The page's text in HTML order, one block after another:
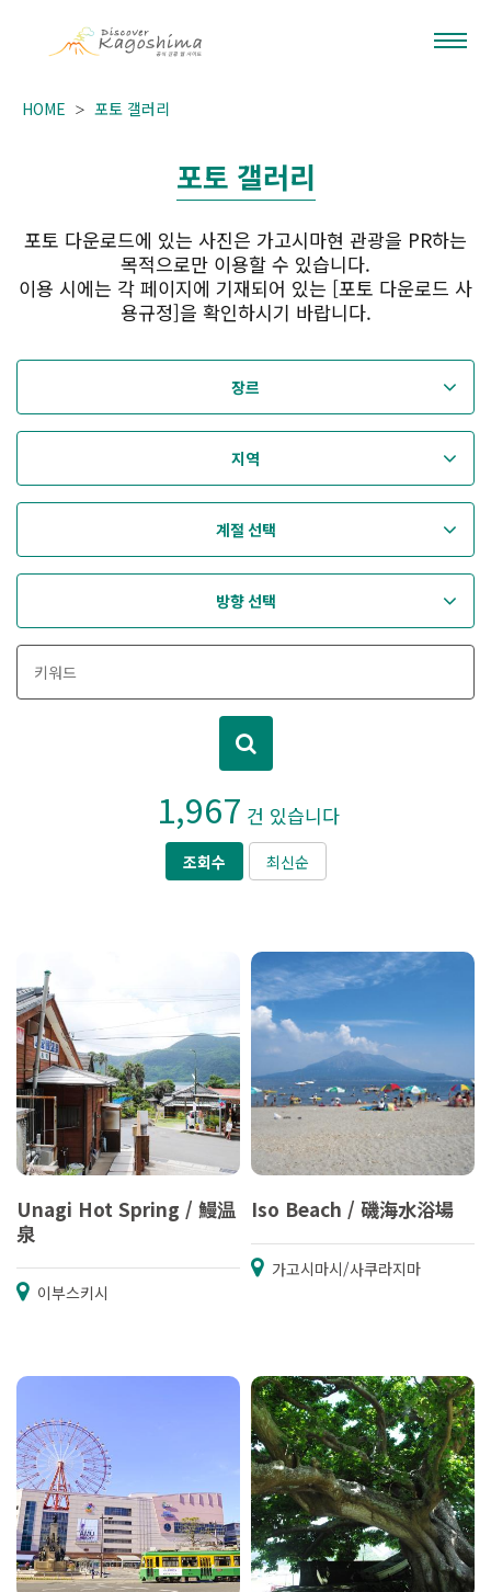
HOME 포토 갤러리
포토 갤러리
포토 다운로드에 있는 사진은 가고시마현 관광을 PR하는
목적으로만 이용할 수 있습니다.
이용 시에는 각 페이지에 기재되어 있는 [포토 다운로드 사
용규정]을 확인하시기 바랍니다.
장르
지역
계절 선택
방향 선택
1,967 건 있습니다
조회수 최신순
Unagi Hot Spring / 鰻温
泉
이부스키시
Iso Beach / 磯海水浴場
가고시마시/사쿠라지마